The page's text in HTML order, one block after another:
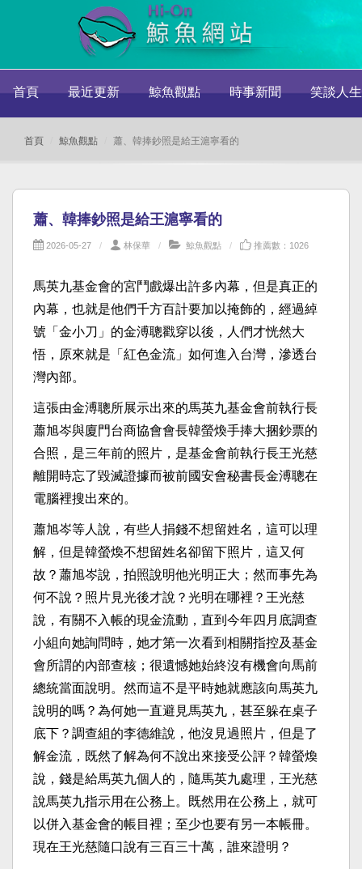
首頁 最近更新 鯨魚觀點 時事新聞 笑談人生
首頁 鯨魚觀點 蕭、韓捧鈔照是給王滬寧看的
蕭、韓捧鈔照是給王滬寧看的
2026-05-27 林保華 鯨魚觀點 推薦數：1026
馬英九基金會的宮鬥戲爆出許多內幕，但是真正的
內幕，也就是他們千方百計要加以掩飾的，經過綽
號「金小刀」的金溥聰戳穿以後，人們才恍然大
悟，原來就是「紅色金流」如何進入台灣，滲透台
灣內部。
這張由金溥聰所展示出來的馬英九基金會前執行長
蕭旭岑與廈門台商協會會長韓螢煥手捧大捆鈔票的
合照，是三年前的照片，是基金會前執行長王光慈
離開時忘了毀滅證據而被前國安會秘書長金溥聰在
電腦裡搜出來的。
蕭旭岑等人說，有些人捐錢不想留姓名，這可以理
解，但是韓螢煥不想留姓名卻留下照片，這又何
故？蕭旭岑說，拍照說明他光明正大；然而事先為
何不說？照片見光後才說？光明在哪裡？王光慈
說，有關不入帳的現金流動，直到今年四月底調查
小組向她詢問時，她才第一次看到相關指控及基金
會所謂的內部查核；很遺憾她始終沒有機會向馬前
總統當面說明。然而這不是平時她就應該向馬英九
說明的嗎？為何她一直避見馬英九，甚至躲在桌子
底下？調查組的李德維說，他沒見過照片，但是了
解金流，既然了解為何不說出來接受公評？韓螢煥
說，錢是給馬英九個人的，隨馬英九處理，王光慈
說馬英九指示用在公務上。既然用在公務上，就可
以併入基金會的帳目裡；至少也要有另一本帳冊。
現在王光慈隨口說有三百三十萬，誰來證明？